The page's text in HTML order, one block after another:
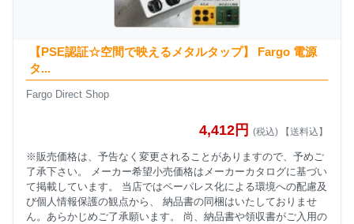
【PSE認証☆空間で映えるメタルタップ】 Fargo 電源
タ...
Fargo Direct Shop
4,412円 (税込) 【送料込】
※販売価格は、予告なく変更されることがありますので、予めご
了承下さい。 メーカー希望小売価格はメーカーカタログに基づい
て掲載しています。 当店ではペーパレス化による環境への配慮及
び個人情報保護の観点から、 納品書の同梱はいたしておりませ
ん。あらかじめご了承願います。 尚、納品書や領収書がご入用の